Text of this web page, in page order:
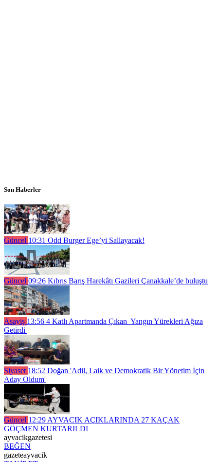
Son Haberler
Güncel 10:31 Odd Burger Ege’yi Sallayacak!
Güncel 09:26 Kıbrıs Barış Harekâtı Gazileri Çanakkale’de buluştu
Asayiş 13:56 4 Katlı Apartmanda Çıkan Yangın Yürekleri Ağıza
Getirdi
Siyaset 18:52 Doğan 'Adil, Laik ve Demokratik Bir Yönetim İçin
Aday Oldum'
Güncel 12:29 AYVACIK AÇIKLARINDA 27 KAÇAK
GÖÇMEN KURTARILDI
ayvacikgazetesi
BEĞEN
gazeteayvacik